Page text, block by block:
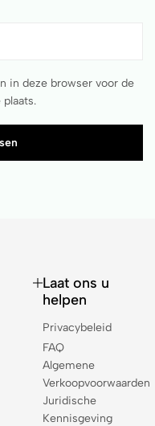
in deze browser voor de
Laat ons u
helpen
Privacybeleid
FAQ
Algemene
Verkoopvoorwaarden
Juridische
Kennisgeving